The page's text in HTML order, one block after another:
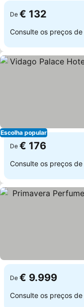
De € 132
Consulte os preços de
Escolha popular
De € 176
Consulte os preços de
De € 9.999
Consulte os preços de